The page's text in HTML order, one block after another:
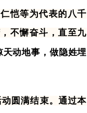
恺等为代表的八千
不懈奋斗，直至九
天动地事，做隐姓埋
圆满结束。通过本